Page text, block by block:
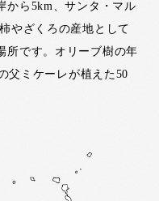
から5km、サンタ・マル
やざくろの産地として
所です。オリーブ樹の年
父ミケーレが植えた50